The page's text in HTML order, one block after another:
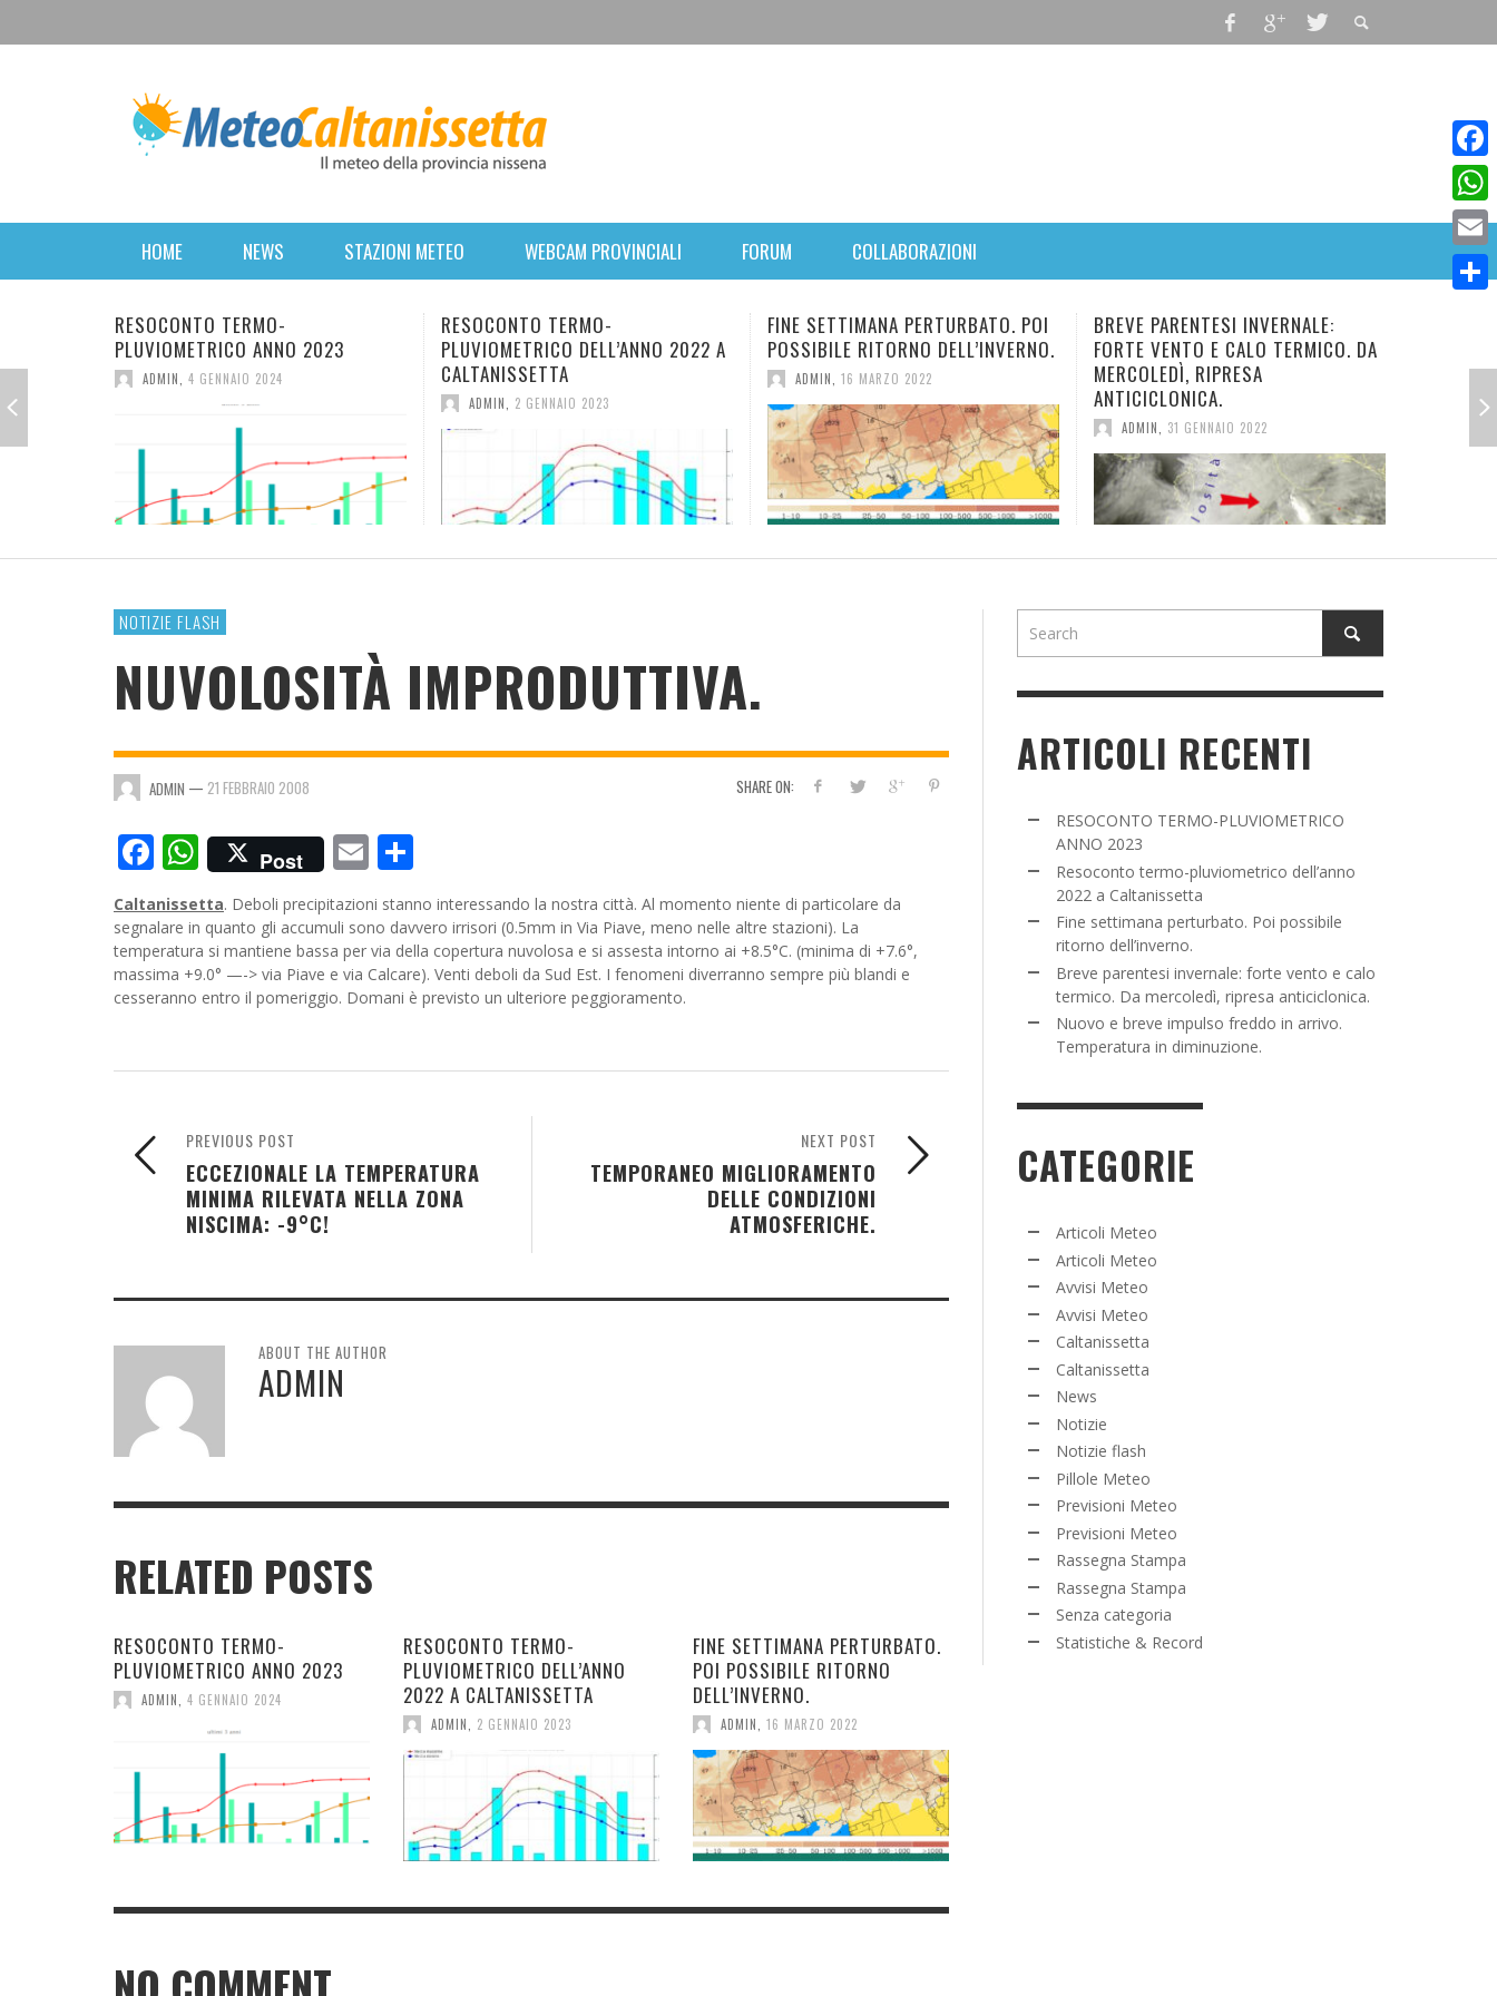
HOME NEWS
2023
DELL’ANNO 2022 A CALTANISSETTA
RITORNO DELL’INVERNO.
STAZIONI METEO WEBCAM PROVINCIALI FORUM COLLABORAZIONI
RESOCONTO TERMO-
PLUVIOMETRICO ANNO 2023
4 GENNAIO 2024
RESOCONTO TERMO-
PLUVIOMETRICO DELL’ANNO 2022 A
CALTANISSETTA
2 GENNAIO 2023
FINE SETTIMANA PERTURBATO. POI
POSSIBILE RITORNO DELL’INVERNO.
16 MARZO 2022
BREVE PARENTESI INVERNALE:
FORTE VENTO E CALO TERMICO. DA
MERCOLEDÌ, RIPRESA
ANTICICLONICA.
ADMIN, 31 GENNAIO 2022
NUOVO E BREVE
IN ARRIVO.
28 GENNAIO 2022
NOTIZIE FLASH
NUVOLOSITÀ IMPRODUTTIVA.
SHARE ON:
ADMIN — 21 FEBBRAIO 2008
Facebook
WhatsApp
Post Email
Caltanissetta. Deboli precipitazioni stanno interessando la nostra città. Al momento niente di particolare da
segnalare in quanto gli accumuli sono davvero irrisori (0.5mm in Via Piave, meno nelle altre stazioni). La
temperatura si mantiene bassa per via della copertura nuvolosa e si assesta intorno ai +8.5°C. (minima di +7.6°,
massima +9.0° —-> via Piave e via Calcare). Venti deboli da Sud Est. I fenomeni diverranno sempre più blandi e
cesseranno entro il pomeriggio. Domani è previsto un ulteriore peggioramento.
NEXT POST
TEMPORANEO MIGLIORAMENTO
DELLE CONDIZIONI
ATMOSFERICHE.
PREVIOUS POST
ECCEZIONALE LA TEMPERATURA
MINIMA RILEVATA NELLA ZONA
NISCIMA: -9°C!
ABOUT THE AUTHOR
ADMIN
RELATED POSTS
RESOCONTO TERMO-
PLUVIOMETRICO ANNO 2023
ADMIN 4 GENNAIO 2024
RESOCONTO TERMO-
PLUVIOMETRICO DELL’ANNO
2022 A CALTANISSETTA
ADMIN 2 GENNAIO 2023
FINE SETTIMANA PERTURBATO.
POI POSSIBILE RITORNO
DELL’INVERNO.
ADMIN 16 MARZO 2022
ARTICOLI RECENTI
RESOCONTO TERMO-PLUVIOMETRICO
ANNO 2023
Resoconto termo-pluviometrico dell’anno
2022 a Caltanissetta
Fine settimana perturbato. Poi possibile
ritorno dell’inverno.
Breve parentesi invernale: forte vento e calo
termico. Da mercoledì, ripresa anticiclonica.
Nuovo e breve impulso freddo in arrivo.
Temperatura in diminuzione.
CATEGORIE
Articoli Meteo
Articoli Meteo
Avvisi Meteo
Avvisi Meteo
Caltanissetta
Caltanissetta
News
Notizie
Notizie flash
Pillole Meteo
Previsioni Meteo
Previsioni Meteo
Rassegna Stampa
Rassegna Stampa
Senza categoria
Statistiche & Record
Email